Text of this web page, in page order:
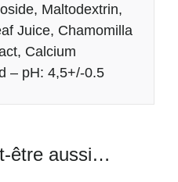
Maltodextrin,
Juice, Chamomilla
Calcium
– pH: 4,5+/-0.5
être aussi…